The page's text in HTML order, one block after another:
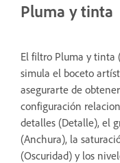
Pluma y tinta
El filtro Pluma y tinta
simula el boceto
asegurarte de
configuración
detalles (Detalle), el
(Anchura), la
(Oscuridad) y los